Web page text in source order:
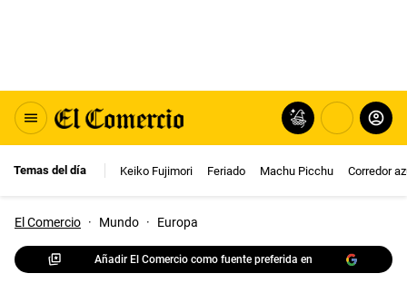
Temas del día Keiko Fujimori Feriado Machu Picchu Corredor
El Comercio · Mundo · Europa
Añadir El Comercio como fuente preferida en